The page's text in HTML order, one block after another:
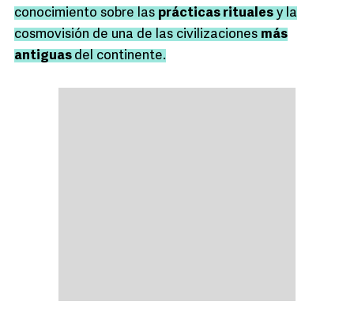
conocimiento sobre las prácticas rituales y la
cosmovisión de una de las civilizaciones más
antiguas del continente.